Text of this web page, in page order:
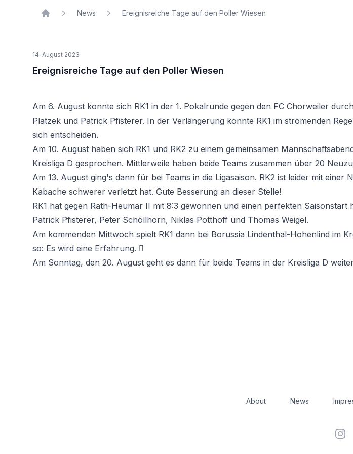
News Ereignisreiche Tage auf den Poller Wiesen
14. August 2023
Ereignisreiche Tage auf den Poller Wiesen
Am 6. August konnte sich RK1 in der 1. Pokalrunde gegen den FC Chorweiler
Platzek und Patrick Pfisterer. In der Verlängerung konnte RK1 im strömenden
sich entscheiden.
Am 10. August haben sich RK1 und RK2 zu einem gemeinsamen
Kreisliga D gesprochen. Mittlerweile haben beide Teams zusammen über 20
Am 13. August ging's dann für bei Teams in die Ligasaison. RK2 ist leider mit
Kabache schwerer verletzt hat. Gute Besserung an dieser Stelle!
RK1 hat gegen Rath-Heumar II mit 8:3 gewonnen und einen perfekten
Patrick Pfisterer, Peter Schöllhorn, Niklas Potthoff und Thomas Weigel.
Am kommenden Mittwoch spielt RK1 dann bei Borussia Lindenthal-Hohenlind im
so: Es wird eine Erfahrung. 
Am Sonntag, den 20. August geht es dann für beide Teams in der Kreisliga D
About News